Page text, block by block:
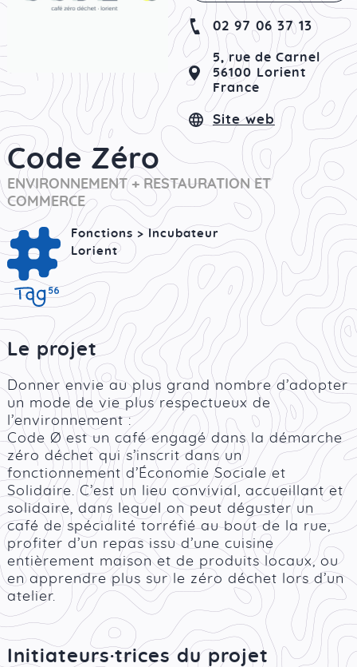
02 97 06 37 13
5, rue de Carnel
56100 Lorient
France
Site web
Code Zéro
ENVIRONNEMENT + RESTAURATION ET
COMMERCE
Fonctions > Incubateur
Lorient
Le projet
Donner envie au plus grand nombre d’adopter
un mode de vie plus respectueux de
l’environnement :
Code Ø est un café engagé dans la démarche
zéro déchet qui s’inscrit dans un
fonctionnement d’Économie Sociale et
Solidaire. C’est un lieu convivial, accueillant et
solidaire, dans lequel on peut déguster un
café de spécialité torréfié au bout de la rue,
profiter d’un repas issu d’une cuisine
entièrement maison et de produits locaux, ou
en apprendre plus sur le zéro déchet lors d’un
atelier.
Initiateurs·trices du projet